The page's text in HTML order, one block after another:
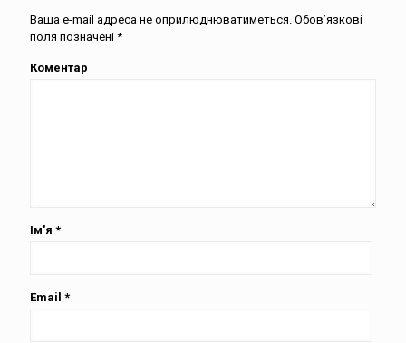
Ваша e-mail адреса не оприлюднюватиметься. Обов’язкові
поля позначені *
Коментар
Ім'я *
Email *